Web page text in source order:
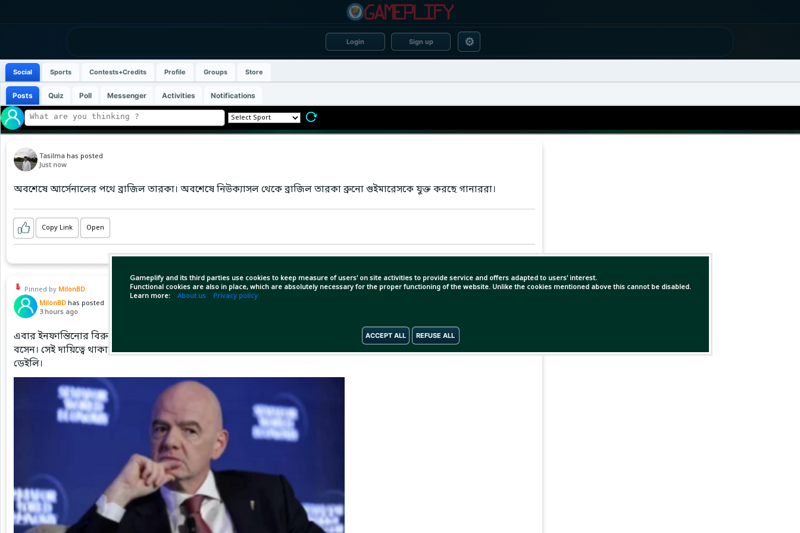
Login Sign up ⚙
Gameplify and its third parties use cookies to keep measure of users' on site activities to provide service and offers adapted to users' interest.
Functional cookies are also in place, which are absolutely necessary for the proper functioning of the website. Unlike the cookies mentioned above this cannot be disabled.
Learn more: About us Privacy policy
ACCEPT ALL REFUSE ALL
Social Sports Contests+Credits Profile Groups Store
Posts Quiz Poll Messenger Activities Notifications
Tasilma has posted
Just now
অবশেষে আর্সেনালের পথে ব্রাজিল তারকা। অবশেষে নিউক্যাসল থেকে ব্রাজিল তারকা ব্রুনো গুইমারেসকে যুক্ত করছে গানাররা।
Copy Link Open
Pinned by MilonBD
MilonBD has posted
3 hours ago
এবার ইনফান্তিনোর বিরুদ্ধে পরকীয়া প্রেমের অভিযোগ। ২০০৯ সালে ইউরোপিয়ান ফুটবলের নিয়ন্ত্রক সংস্থার সাধারণ সম্পাদক পদে
বসেন। সেই দায়িত্বে থাকাকালীন তার সঙ্গে এক নারীকে ঘিরে পরকীয়া প্রেমের অভিযোগ সামনে নিয়ে এসেছে ব্রিটিশ সংবাদমাধ্যম দ্য
ডেইলি।